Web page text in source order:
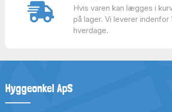
Hvis varen kan lægges i
på lager. Vi leverer indenfor
hverdage.
Hyggeonkel ApS